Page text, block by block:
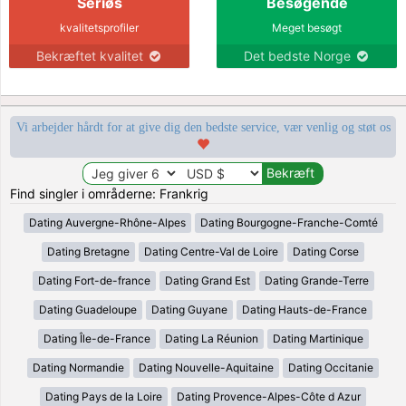
kvalitetsprofiler
Bekræftet kvalitet
Meget besøgt
Det bedste Norge
Vi arbejder hårdt for at give dig den bedste service, vær venlig og støt os
Find singler i områderne: Frankrig
Dating Auvergne-Rhône-Alpes Dating Bourgogne-Franche-Comté
Dating Bretagne Dating Centre-Val de Loire Dating Corse
Dating Fort-de-france Dating Grand Est Dating Grande-Terre
Dating Guadeloupe Dating Guyane Dating Hauts-de-France
Dating Île-de-France Dating La Réunion Dating Martinique
Dating Normandie Dating Nouvelle-Aquitaine Dating Occitanie
Dating Pays de la Loire Dating Provence-Alpes-Côte d Azur